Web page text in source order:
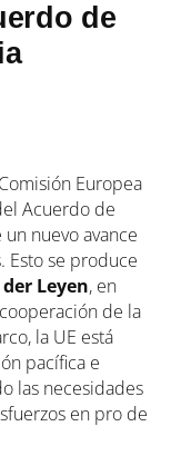
de
Europea
Acuerdo de
nuevo avance
Esto se produce
Leyen, en
de la
la UE está
pacífica e
las necesidades
en pro de